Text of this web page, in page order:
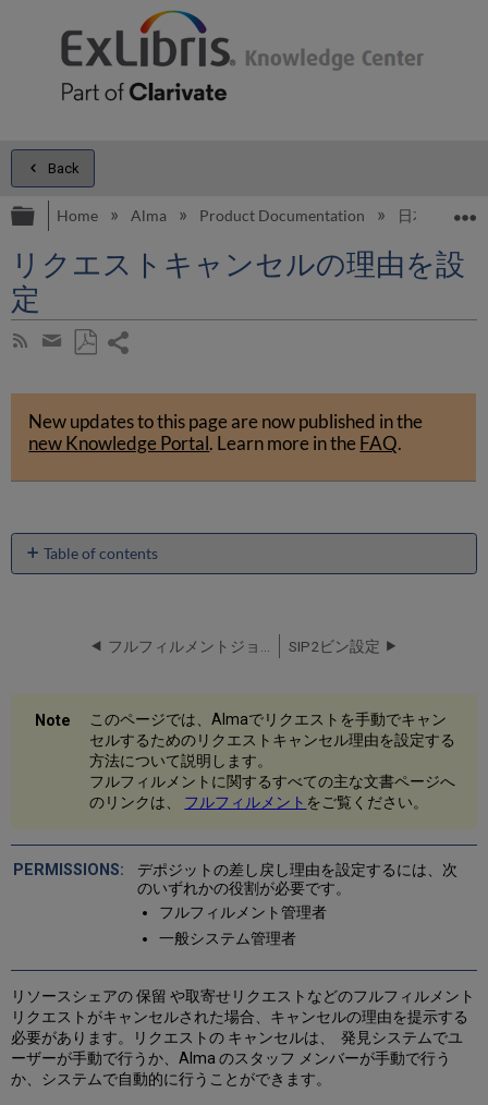
Back
Expand/collapse global hierarchy
Home Alma Product Documentation 日本語
リクエストキャンセルの理由を設
定
Subscribe
RSS
Share
by
email
as
PDF
New updates to this page are now published in the
new Knowledge Portal. Learn more in theFAQ.
Table of contents
ャ
デ
リ
ス
ト
リ
ク
エ
SIP2ビン設定
このページでは、Almaでリクエストを手動でキャン
セルするためのリクエストキャンセル理由を設定する
方法について説明します。
フルフィルメントに関するすべての主な文書ページへ
のリンクは、 フルフィルメント をご覧ください。
デポジットの差し戻し理由を設定するには、次
のいずれかの役割が必要です。
フルフィルメント管理者
一般システム管理者
リソースシェアの 保留 や取寄せリクエストなどのフルフィルメント
リクエストがキャンセルされた場合、キャンセルの理由を提示する
必要があります。リクエストの キャンセルは、 発見システムでユ
ーザーが手動で行うか、Alma のスタッフ メンバーが手動で行う
か、システムで自動的に行うことができます。